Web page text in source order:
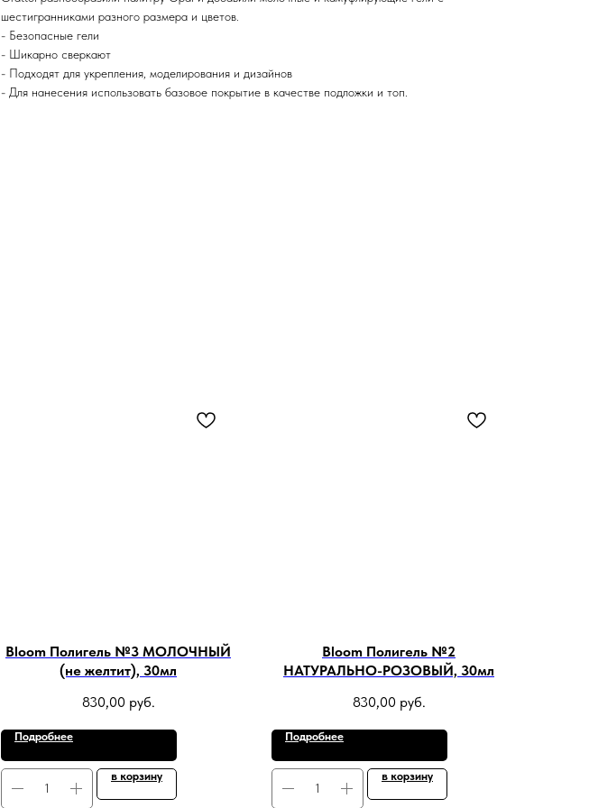
шестигранниками разного размера и цветов.
- Безопасные гели
- Шикарно сверкают
- Подходят для укрепления, моделирования и дизайнов
- Для нанесения использовать базовое покрытие в качестве подложки и топ.
Bloom Полигель №3 МОЛОЧНЫЙ
(не желтит), 30мл
830,00 руб.
Подробнее
в корзину
Bloom Полигель №2
НАТУРАЛЬНО-РОЗОВЫЙ, 30мл
830,00 руб.
Подробнее
в корзину